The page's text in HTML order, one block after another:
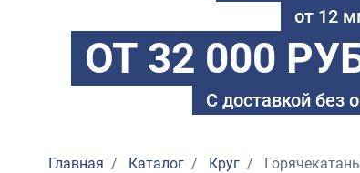
от 12
ОТ 32 000
С доставкой без
Главная Каталог Круг